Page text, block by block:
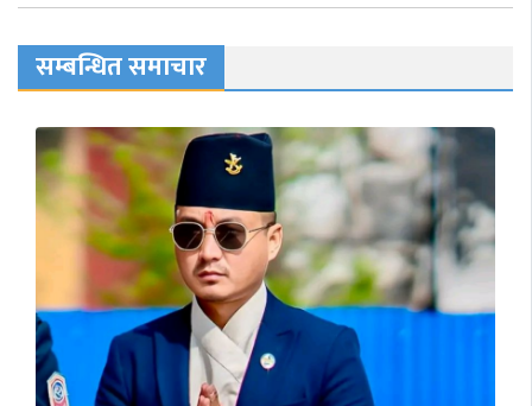
सम्बन्धित समाचार